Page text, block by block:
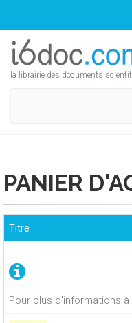
la librairie des documents
PANIER
Pour plus d'informations
Titre